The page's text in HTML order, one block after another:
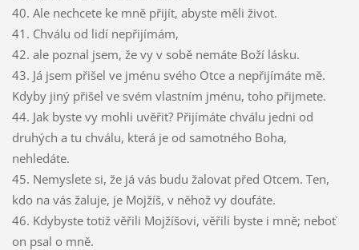
40. Ale nechcete ke mně přijít, abyste měli život.
41. Chválu od lidí nepřijímám,
42. ale poznal jsem, že vy v sobě nemáte Boží lásku.
43. Já jsem přišel ve jménu svého Otce a nepřijímáte mě.
Kdyby jiný přišel ve svém vlastním jménu, toho přijmete.
44. Jak byste vy mohli uvěřit? Přijímáte chválu jedni od
druhých a tu chválu, která je od samotného Boha,
nehledáte.
45. Nemyslete si, že já vás budu žalovat před Otcem. Ten,
kdo na vás žaluje, je Mojžíš, v něhož vy doufáte.
46. Kdybyste totiž věřili Mojžíšovi, věřili byste i mně; neboť
on psal o mně.